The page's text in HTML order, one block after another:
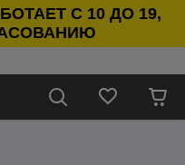
С 10 ДО 19,